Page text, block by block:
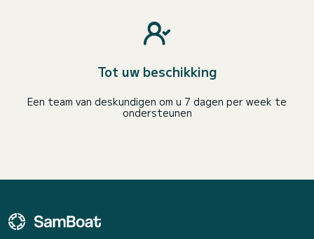
Tot uw beschikking
Een team van deskundigen om u 7 dagen per week te
ondersteunen